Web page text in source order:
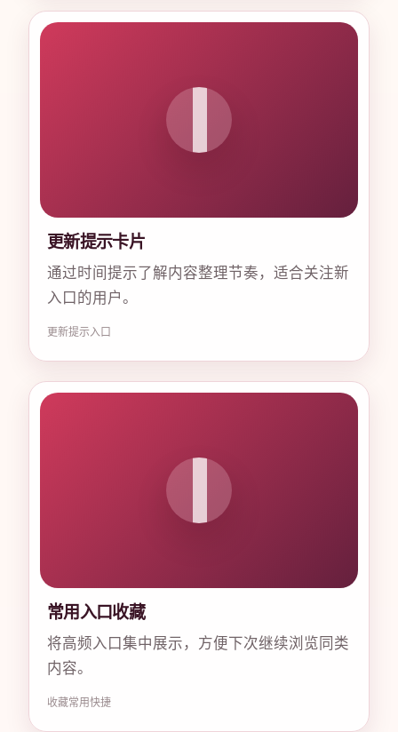
更新提示卡片
通过时间提示了解内容整理节奏，适合关注新
入口的用户。
更新提示入口
常用入口收藏
将高频入口集中展示，方便下次继续浏览同类
内容。
收藏常用快捷